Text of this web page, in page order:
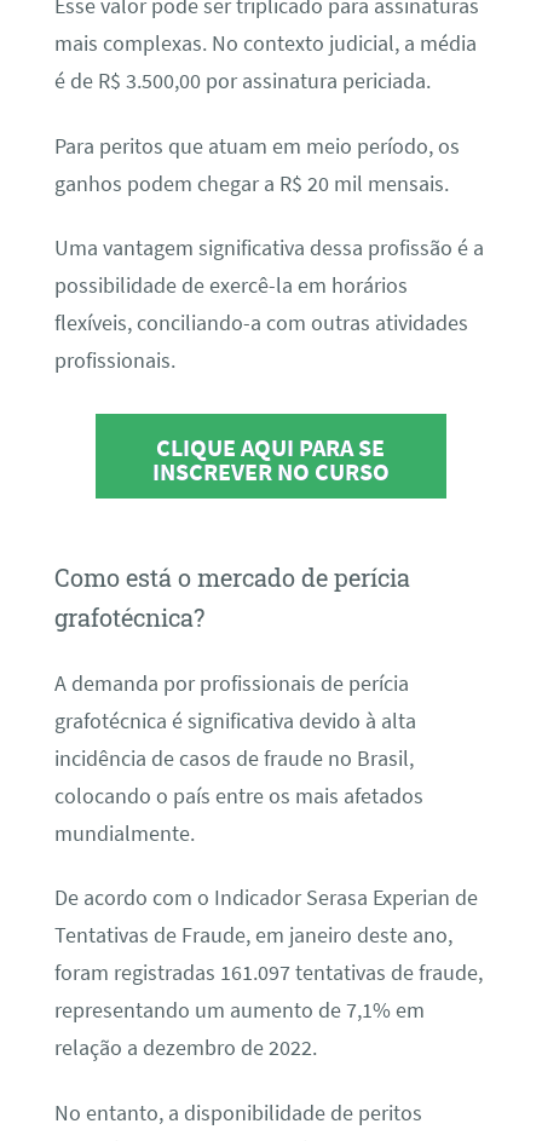
Esse valor pode ser triplicado para assinaturas
mais complexas. No contexto judicial, a média
é de R$ 3.500,00 por assinatura periciada.
Para peritos que atuam em meio período, os
ganhos podem chegar a R$ 20 mil mensais.
Uma vantagem significativa dessa profissão é a
possibilidade de exercê-la em horários
flexíveis, conciliando-a com outras atividades
profissionais.
CLIQUE AQUI PARA SE
INSCREVER NO CURSO
Como está o mercado de perícia
grafotécnica?
A demanda por profissionais de perícia
grafotécnica é significativa devido à alta
incidência de casos de fraude no Brasil,
colocando o país entre os mais afetados
mundialmente.
De acordo com o Indicador Serasa Experian de
Tentativas de Fraude, em janeiro deste ano,
foram registradas 161.097 tentativas de fraude,
representando um aumento de 7,1% em
relação a dezembro de 2022.
No entanto, a disponibilidade de peritos